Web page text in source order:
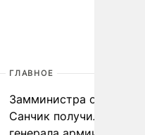
ГЛАВНОЕ
Замминистра обороны
Санчик получил звание